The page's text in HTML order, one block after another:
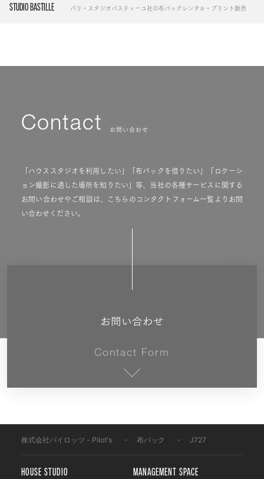
STUDIO BASTILLE パリ・スタジオバスティーユ社の布バックレンタル・プリント販売
Contact お問い合わせ
「ハウススタジオを利用したい」「布バックを借りたい」「ロケーシ
ョン撮影に適した場所を知りたい」等、当社の各種サービスに関する
お問い合わせやご相談は、こちらのコンタクトフォーム一覧よりお問
い合わせください。
お問い合わせ
Contact Form
株式会社パイロッツ - Pilot's 布バック J727
HOUSE STUDIO MANAGEMENT SPACE